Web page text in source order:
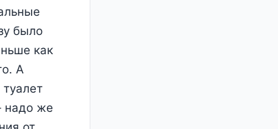
было
как
А
надо же